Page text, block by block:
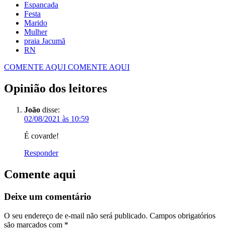
Espancada
Festa
Marido
Mulher
praia Jacumã
RN
COMENTE AQUI COMENTE AQUI
Opinião dos leitores
João disse:
02/08/2021 às 10:59
É covarde!
Responder
Comente aqui
Deixe um comentário
O seu endereço de e-mail não será publicado. Campos obrigatórios
são marcados com *